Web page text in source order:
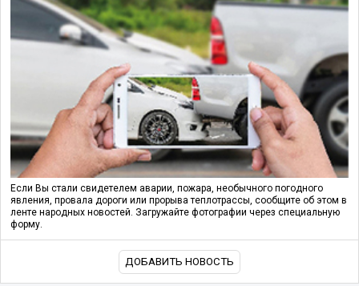
Если Вы стали свидетелем аварии, пожара, необычного погодного
явления, провала дороги или прорыва теплотрассы, сообщите об этом в
ленте народных новостей. Загружайте фотографии через специальную
форму.
ДОБАВИТЬ НОВОСТЬ